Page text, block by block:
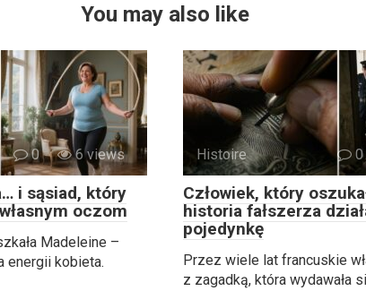
You may also like
0 6 views
i sąsiad, który
oczom
Madeleine –
energii kobieta.
Histoire 0
Człowiek, który
historia fałszerza
pojedynkę
Przez wiele lat francuskie
z zagadką, która wydawała